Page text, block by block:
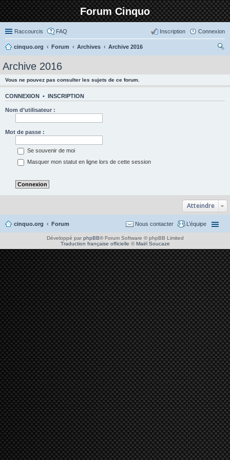
Forum Cinquo
Raccourcis FAQ Connexion
Inscription
cinquo.org Forum Archives
Archive 2016
Archive 2016
Vous ne pouvez pas consulter les sujets de ce forum.
CONNEXION • INSCRIPTION
Nom d’utilisateur :
Mot de passe :
Se souvenir de moi
Masquer mon statut en ligne lors de cette session
Atteindre
cinquo.org Forum L’équipe
Nous contacter
Développé par phpBB® Forum Software © phpBB Limited
Traduction française officielle ©Maël Soucaze